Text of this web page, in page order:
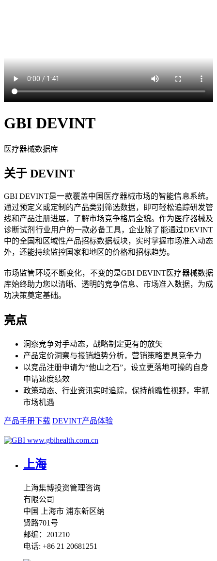
GBI DEVINT
医疗器械数据库
关于 DEVINT
GBI DEVINT是一款覆盖中国医疗器械市场的智能信息系统。
通过预定义或定制的产品类别筛选数据，即可轻松追踪研发管
线和产品注册进展，了解市场竞争格局全貌。作为医疗器械及
诊断试剂行业用户的一款必备工具，企业除了能通过DEVINT
中的全国和区域性产品招标数据板块，实时掌握市场准入动态
外，还能持续监控国家和地区的价格和招标趋势。
市场监管环境不断变化，不变的是GBI DEVINT医疗器械数据
库始终助力您以清晰、透明的竞争信息、市场准入数据，为成
功决策奠定基础。
亮点
洞察竞争对手动态，战略制定更有的放矢
产品定价洞察与报销趋势分析，营销策略更具竞争力
以竞品注册申请为“他山之石”，设立更落地可操的自身
申请速度绩效
政策动态、行业资讯实时追踪，保持前瞻性视野，牢抓
市场机遇
产品手册下载 DEVINT产品体验
www.gbihealth.com.cn
上海
上海集博投资管理咨询
有限公司
中国 上海市 浦东新区纳
贤路701号
邮编：201210
电话: +86 21 20681251